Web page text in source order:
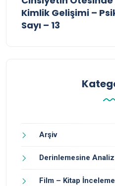
Kimlik Gelişimi –
Sayı – 13
Arşiv
Derinlemesine Analiz
Film – Kitap İnceleme